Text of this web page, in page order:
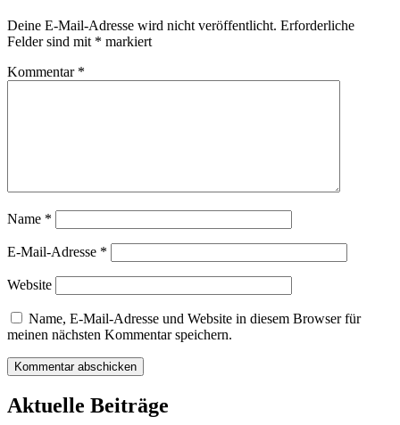
Deine E-Mail-Adresse wird nicht veröffentlicht. Erforderliche
Felder sind mit * markiert
Kommentar *
Name *
E-Mail-Adresse *
Website
Name, E-Mail-Adresse und Website in diesem Browser für
meinen nächsten Kommentar speichern.
Aktuelle Beiträge